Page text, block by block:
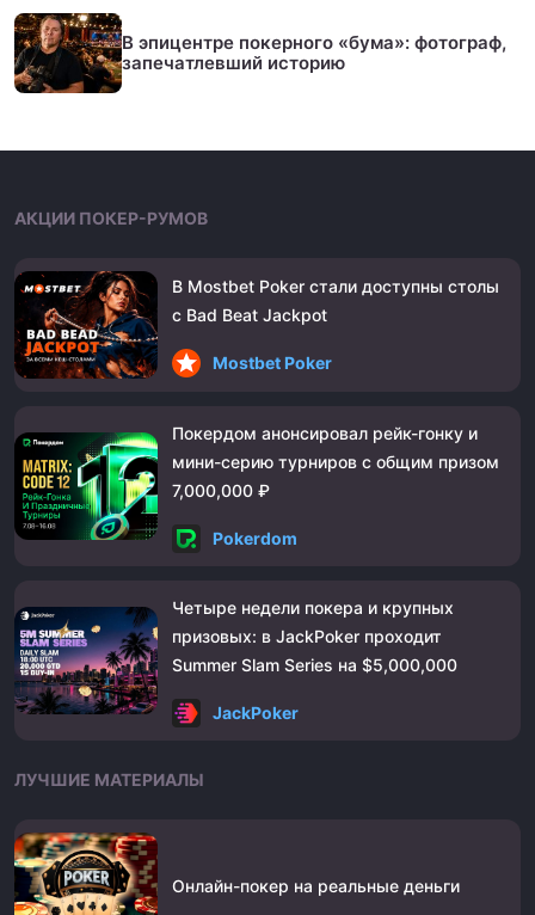
В эпицентре покерного «бума»: фотограф,
запечатлевший историю
АКЦИИ ПОКЕР-РУМОВ
В Mostbet Poker стали доступны столы
с Bad Beat Jackpot
Mostbet Poker
Покердом анонсировал рейк-гонку и
мини-серию турниров с общим призом
7,000,000 ₽
Pokerdom
Четыре недели покера и крупных
призовых: в JackPoker проходит
Summer Slam Series на $5,000,000
JackPoker
ЛУЧШИЕ МАТЕРИАЛЫ
Онлайн-покер на реальные деньги